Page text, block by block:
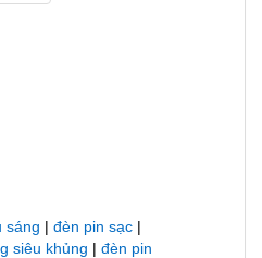
sáng | đèn pin sạc |
siêu khủng | đèn pin